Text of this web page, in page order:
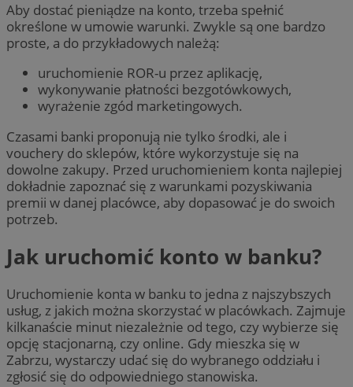
Aby dostać pieniądze na konto, trzeba spełnić
określone w umowie warunki. Zwykle są one bardzo
proste, a do przykładowych należą:
uruchomienie ROR-u przez aplikację,
wykonywanie płatności bezgotówkowych,
wyrażenie zgód marketingowych.
Czasami banki proponują nie tylko środki, ale i
vouchery do sklepów, które wykorzystuje się na
dowolne zakupy. Przed uruchomieniem konta najlepiej
dokładnie zapoznać się z warunkami pozyskiwania
premii w danej placówce, aby dopasować je do swoich
potrzeb.
Jak uruchomić konto w banku?
Uruchomienie konta w banku to jedna z najszybszych
usług, z jakich można skorzystać w placówkach. Zajmuje
kilkanaście minut niezależnie od tego, czy wybierze się
opcję stacjonarną, czy online. Gdy mieszka się w
Zabrzu, wystarczy udać się do wybranego oddziału i
zgłosić się do odpowiedniego stanowiska.